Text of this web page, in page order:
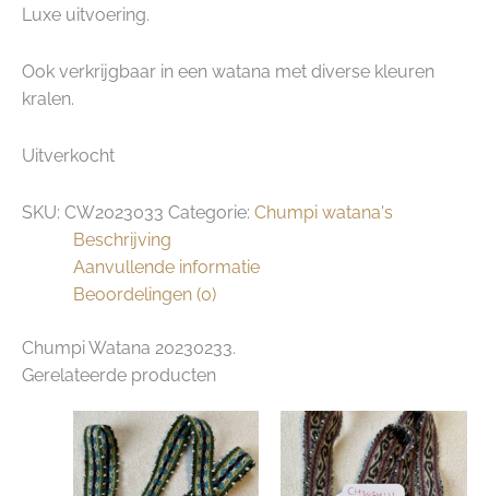
Luxe uitvoering.
Ook verkrijgbaar in een watana met diverse kleuren
kralen.
Uitverkocht
SKU: CW2023033 Categorie: Chumpi watana's
Beschrijving
Aanvullende informatie
Beoordelingen (0)
Chumpi Watana 20230233.
Gerelateerde producten